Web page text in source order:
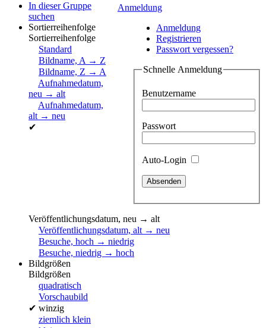
Anmeldung
Anmeldung
Registrieren
Passwort vergessen?
Schnelle Anmeldung
Benutzername
Passwort
Auto-Login
In dieser Gruppe
suchen
Sortierreihenfolge
Sortierreihenfolge
Standard
Bildname, A → Z
Bildname, Z → A
Aufnahmedatum,
neu → alt
Aufnahmedatum,
alt → neu
✔
Veröffentlichungsdatum, neu → alt
Veröffentlichungsdatum, alt → neu
Besuche, hoch → niedrig
Besuche, niedrig → hoch
Bildgrößen
Bildgrößen
quadratisch
Vorschaubild
✔ winzig
ziemlich klein